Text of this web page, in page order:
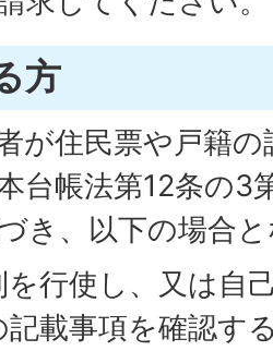
方
が住民票や戸籍
台帳法第12条の3
き、以下の場合
を行使し、又は自
記載事項を確認す